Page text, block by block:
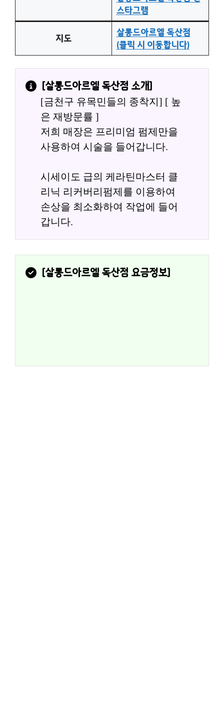
스타그램
지도
살롱드아르엘 독산점
(클릭 시 이동합니다)
[살롱드아르엘 독산점 소개]
[금천구 유목민들의 종착지] [ 높
은 재방문률 ]
저희 매장은 프리미엄 펌제만을
사용하여 시술을 들어갑니다.
시세이도 급의 케라틴마스터 클
리닉 리커버리펌제를 이용하여
손상을 최소화하여 작업에 들어
갑니다.
[살롱드아르엘 독산점 요금정보]